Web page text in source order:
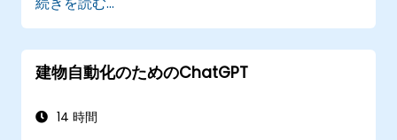
建物自動化のためのChatGPT
14 時間